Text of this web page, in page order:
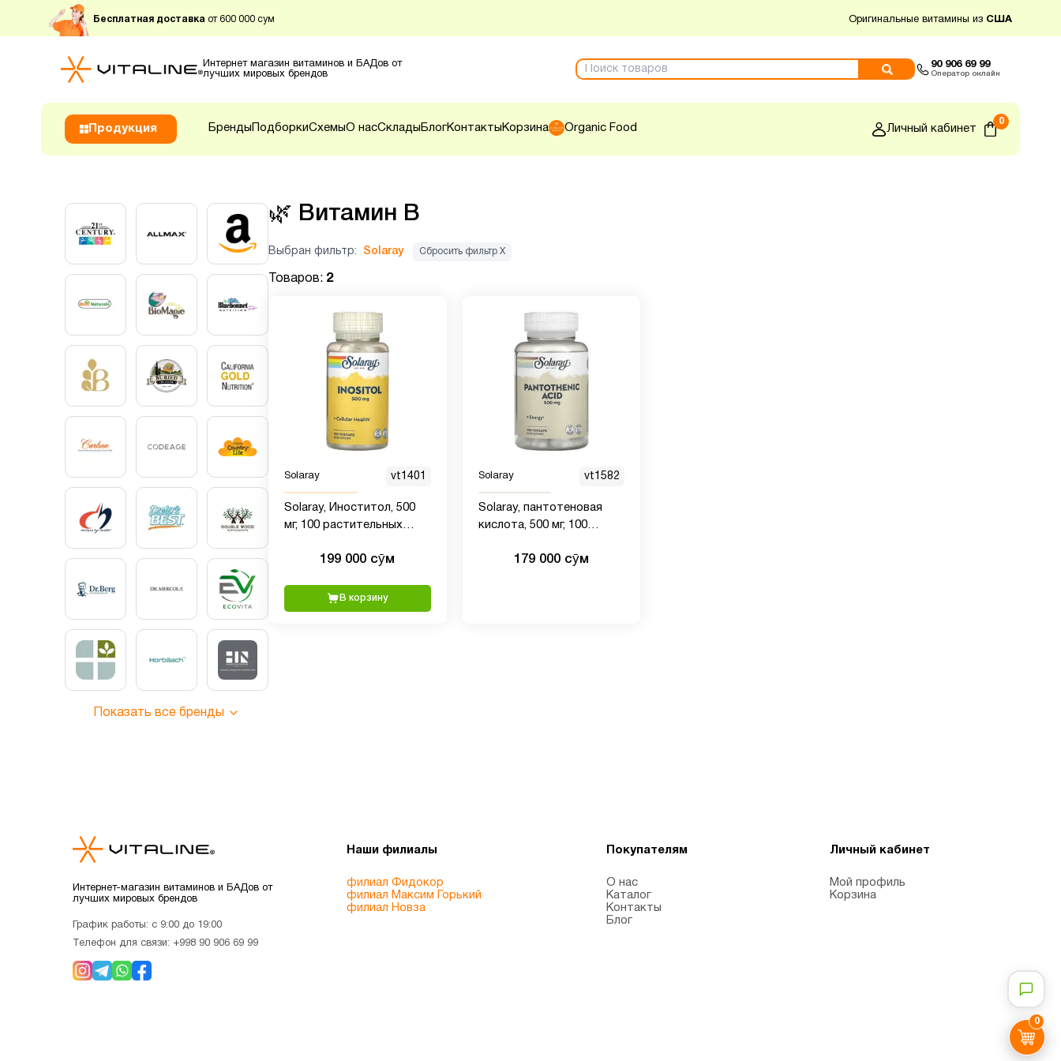
Бесплатная доставка от 600 000 сум Оригинальные витамины из США
Интернет магазин витаминов и БАДов от
лучших мировых брендов
90 906 69 99
Оператор онлайн
Продукция Бренды ПодборкиСхемыО насСклады БлогКонтакты Корзина Organic Food Личный кабинет
0
0
Показать все бренды
🌿 Витамин B
Выбран фильтр: Solaray Сбросить фильтр Х
Товаров: 2
Solaray vt1401
Solaray, Иноститол, 500
мг, 100 растительных
199 000 сӯм
В корзину
Solaray vt1582
Solaray, пантотеновая
кислота, 500 мг, 100
179 000 сӯм
Интернет-магазин витаминов и БАДов от
лучших мировых брендов
График работы: с 9:00 до 19:00
Телефон для связи: +998 90 906 69 99
Наши филиалы
филиал Фидокор
филиал Максим Горький
филиал Новза
Покупателям
О нас
Каталог
Контакты
Блог
Личный кабинет
Мой профиль
Корзина